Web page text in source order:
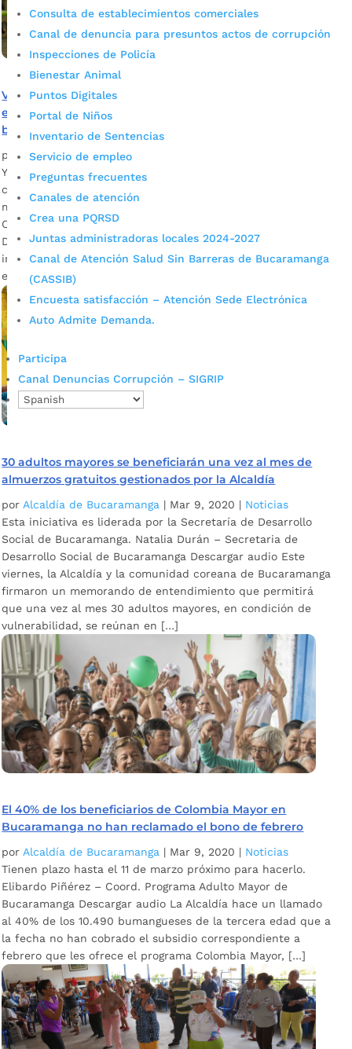
Consulta de establecimientos comerciales
Canal de denuncia para presuntos actos de corrupción
Inspecciones de Policía
Bienestar Animal
Puntos Digitales
Portal de Niños
Inventario de Sentencias
Servicio de empleo
Preguntas frecuentes
Canales de atención
Crea una PQRSD
Juntas administradoras locales 2024-2027
Canal de Atención Salud Sin Barreras de Bucaramanga
(CASSIB)
Encuesta satisfacción – Atención Sede Electrónica
Auto Admite Demanda.
Participa
Canal Denuncias Corrupción – SIGRIP
Visite la ludoteca del Centro Cultural del Oriente, un
espacio inclusivo y de enseñanza para la niñez
bumanguesa
por Alcaldía de Bucaramanga
Ya abrió sus puertas este centro infantil, ubicado en la
carrera 19 No. 31 -73, que le apuesta al desarrollo físico y
mental de los menores a través del juego. Lisbeth Anaya
Cáceres, docente del Programa Municipal de Ludotecas
Descargar audio Libros, material audio-visual, disfraces,
instrumentos musicales, figuras, muñecos y accesorios,
entre otros elementos, contribuyen […]
30 adultos mayores se beneficiarán una vez al mes de
almuerzos gratuitos gestionados por la Alcaldía
por Alcaldía de Bucaramanga | Mar 9, 2020 | Noticias
Esta iniciativa es liderada por la Secretaría de Desarrollo
Social de Bucaramanga. Natalia Durán – Secretaria de
Desarrollo Social de Bucaramanga Descargar audio Este
viernes, la Alcaldía y la comunidad coreana de Bucaramanga
firmaron un memorando de entendimiento que permitirá
que una vez al mes 30 adultos mayores, en condición de
vulnerabilidad, se reúnan en […]
El 40% de los beneficiarios de Colombia Mayor en
Bucaramanga no han reclamado el bono de febrero
por Alcaldía de Bucaramanga | Mar 9, 2020 | Noticias
Tienen plazo hasta el 11 de marzo próximo para hacerlo.
Elibardo Piñérez – Coord. Programa Adulto Mayor de
Bucaramanga Descargar audio La Alcaldía hace un llamado
al 40% de los 10.490 bumangueses de la tercera edad que a
la fecha no han cobrado el subsidio correspondiente a
febrero que les ofrece el programa Colombia Mayor, […]